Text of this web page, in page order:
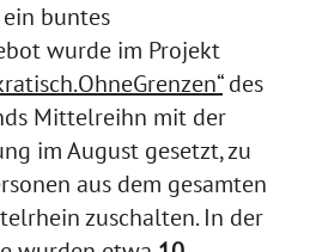
buntes
wurde im Projekt
des
Mittelreihn mit der
im August gesetzt, zu
aus dem gesamten
zuschalten. In der